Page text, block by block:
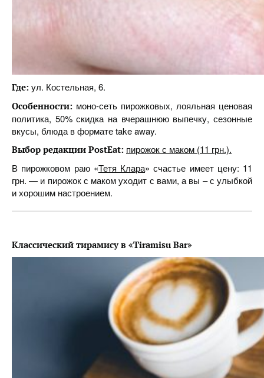
Где: ул. Костельная, 6.
Особенности: моно-сеть пирожковых, лояльная ценовая
политика, 50% скидка на вчерашнюю выпечку, сезонные
вкусы, блюда в формате take away.
Выбор редакции PostEat: пирожок с маком (11 грн.).
В пирожковом раю «Тетя Клара» счастье имеет цену: 11
грн. — и пирожок с маком уходит с вами, а вы – с улыбкой
и хорошим настроением.
Классический тирамису в «Tiramisu Bar»